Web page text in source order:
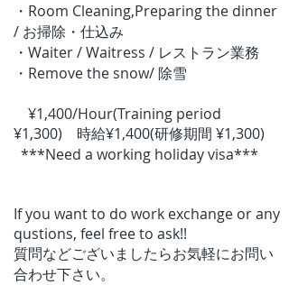
・Room Cleaning,Preparing the dinner
/ お掃除・仕込み
・Waiter / Waitress / レストラン業務
・Remove the snow/ 除雪
​ ¥1,400/Hour(Training period
¥1,300) 時給¥1,400(研修期間 ¥1,300)​
***Need a working holiday visa***
If you want to do work exchange or any
qustions, feel free to ask!!
質問などございましたらお気軽にお問い
合わせ下さい。